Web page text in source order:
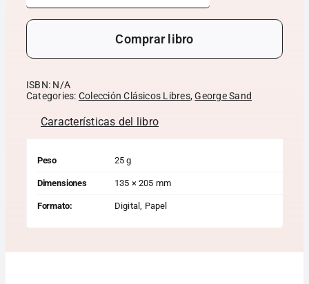
Comprar libro
ISBN: N/A
Categories: Colección Clásicos Libres,George Sand
Características del libro
Peso 25 g
Dimensiones 135 × 205 mm
Formato: Digital, Papel